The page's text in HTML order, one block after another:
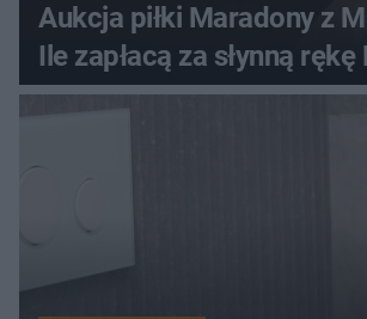
Aukcja piłki Maradony z
Ile zapłacą za słynną rękę